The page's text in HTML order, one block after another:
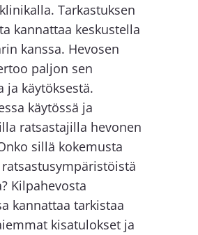
Tarkastuksen
kannattaa keskustella
kanssa. Hevosen
paljon sen
ja käytöksestä.
käytössä ja
ratsastajilla hevonen
sillä kokemusta
Kilpahevosta
kannattaa tarkistaa
kisatulokset ja